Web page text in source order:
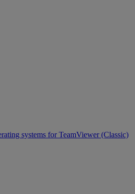
systems for TeamViewer (Classic)